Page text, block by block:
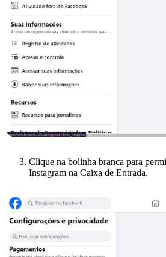
Clique na bolinha branca para
Instagram na Caixa de Entrada.